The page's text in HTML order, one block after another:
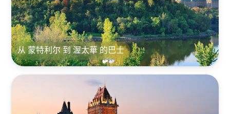
从 蒙特利尔 到 渥太華 的巴士